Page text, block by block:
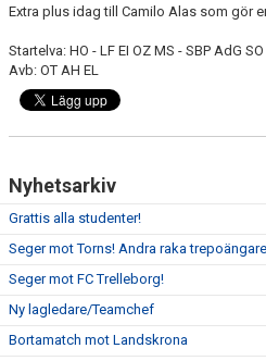
Extra plus idag till Camilo Alas som gör
Startelva: HO - LF EI OZ MS - SBP AdG
Avb: OT AH EL
Nyhetsarkiv
Grattis alla studenter!
Seger mot Torns! Andra raka
Seger mot FC Trelleborg!
Ny lagledare/Teamchef
Bortamatch mot Landskrona